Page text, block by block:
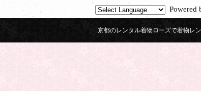
Powered
京都のレンタル着物ローズで着物レ